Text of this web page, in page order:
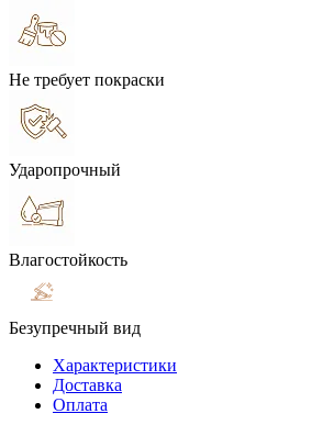
Не требует покраски
Ударопрочный
Влагостойкость
Безупречный вид
Характеристики
Доставка
Оплата